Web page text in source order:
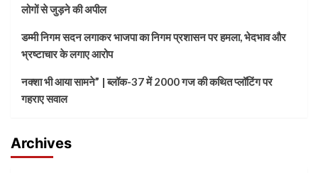
लोगों से जुड़ने की अपील
डम्मी निगम सदन लगाकर भाजपा का निगम प्रशासन पर हमला, भेदभाव और
भ्रष्टाचार के लगाए आरोप
नक्शा भी आया सामने” | ब्लॉक-37 में 2000 गज की कथित प्लॉटिंग पर
गहराए सवाल
Archives